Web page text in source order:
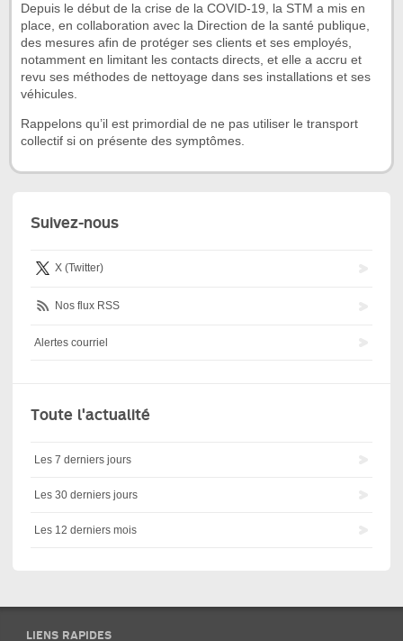
Depuis le début de la crise de la COVID-19, la STM a mis en
place, en collaboration avec la Direction de la santé publique,
des mesures afin de protéger ses clients et ses employés,
notamment en limitant les contacts directs, et elle a accru et
revu ses méthodes de nettoyage dans ses installations et ses
véhicules.
Rappelons qu’il est primordial de ne pas utiliser le transport
collectif si on présente des symptômes.
Suivez-nous
X (Twitter)
Nos flux RSS
Alertes courriel
Toute l'actualité
Les 7 derniers jours
Les 30 derniers jours
Les 12 derniers mois
LIENS RAPIDES